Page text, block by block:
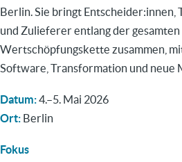
Berlin. Sie bringt Entscheider:innen,
und Zulieferer entlang der
Wertschöpfungskette zusammen,
Software, Transformation und neue
Datum:4.–5. Mai 2026
Ort: Berlin
Fokus